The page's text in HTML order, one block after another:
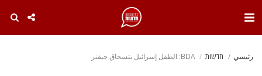
رئيسي חדשות BDA: الطفل إسرائيل يتسحاق جيفنر